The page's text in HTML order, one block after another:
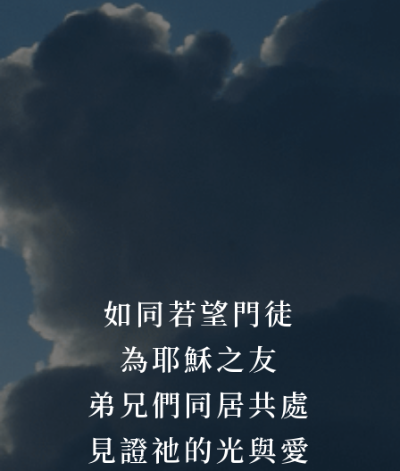
如同若望門徒
為耶穌之友
弟兄們同居共處
見證祂的光與愛